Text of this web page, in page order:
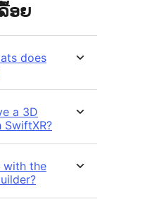
ອຍ
does
a 3D
with the